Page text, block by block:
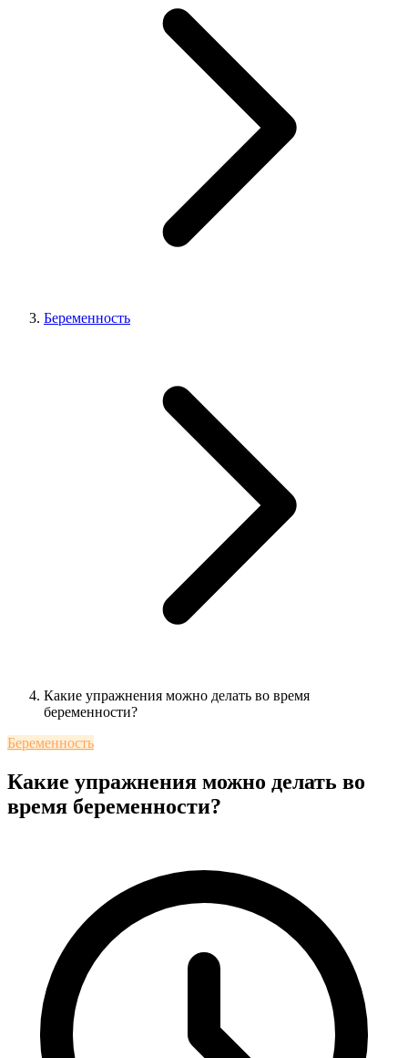
Беременность
Какие упражнения можно делать во время
беременности?
Беременность
Какие упражнения можно делать во
время беременности?